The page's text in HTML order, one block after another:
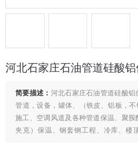
河北石家庄石油管道硅酸
简要描述： 河北石家庄石油管道硅酸
管道，设备，罐体、（铁皮、铝板，
施工、空调风道及各种管道保温、聚
夹克）保温、钢套钢工程、冷库、楼